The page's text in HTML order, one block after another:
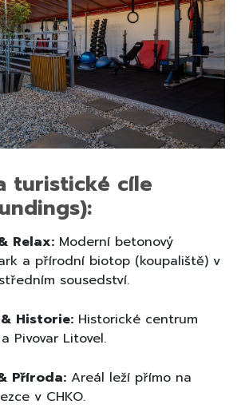
turistické cíle
Relax: Moderní betonový
a přírodní biotop (koupaliště) v
sousedství.
Historie: Historické centrum
Pivovar Litovel.
Příroda: Areál leží přímo na
v CHKO.